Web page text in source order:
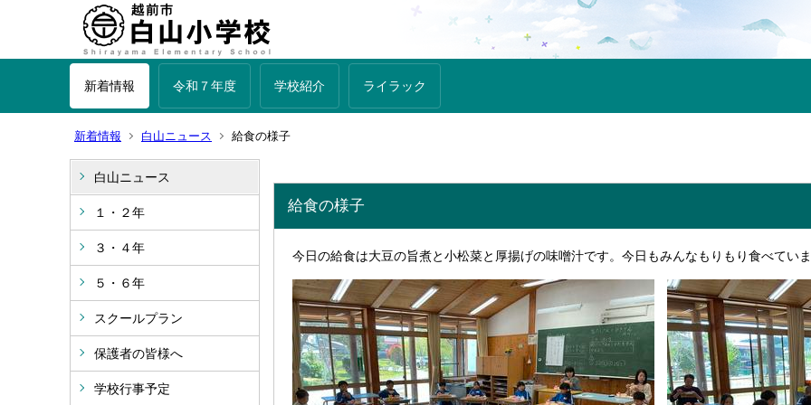
新着情報 令和７年度 学校紹介 ライラック
新着情報 白山ニュース 給食の様子
白山ニュース
１・２年
３・４年
５・６年
スクールプラン
保護者の皆様へ
学校行事予定
給食の様子
今日の給食は大豆の旨煮と小松菜と厚揚げの味噌汁です。今日もみんなもりもり食べてい